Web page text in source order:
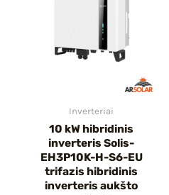
Inverteriai
10 kW hibridinis
inverteris Solis-
EH3P10K-H-S6-EU
trifazis hibridinis
inverteris aukšto